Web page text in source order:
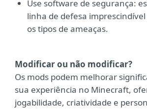
Use software de segurança:
linha de defesa
os tipos de ameaças.
Modificar ou não modificar?
Os mods podem melhorar
sua experiência no Minecraft,
jogabilidade, criatividade e